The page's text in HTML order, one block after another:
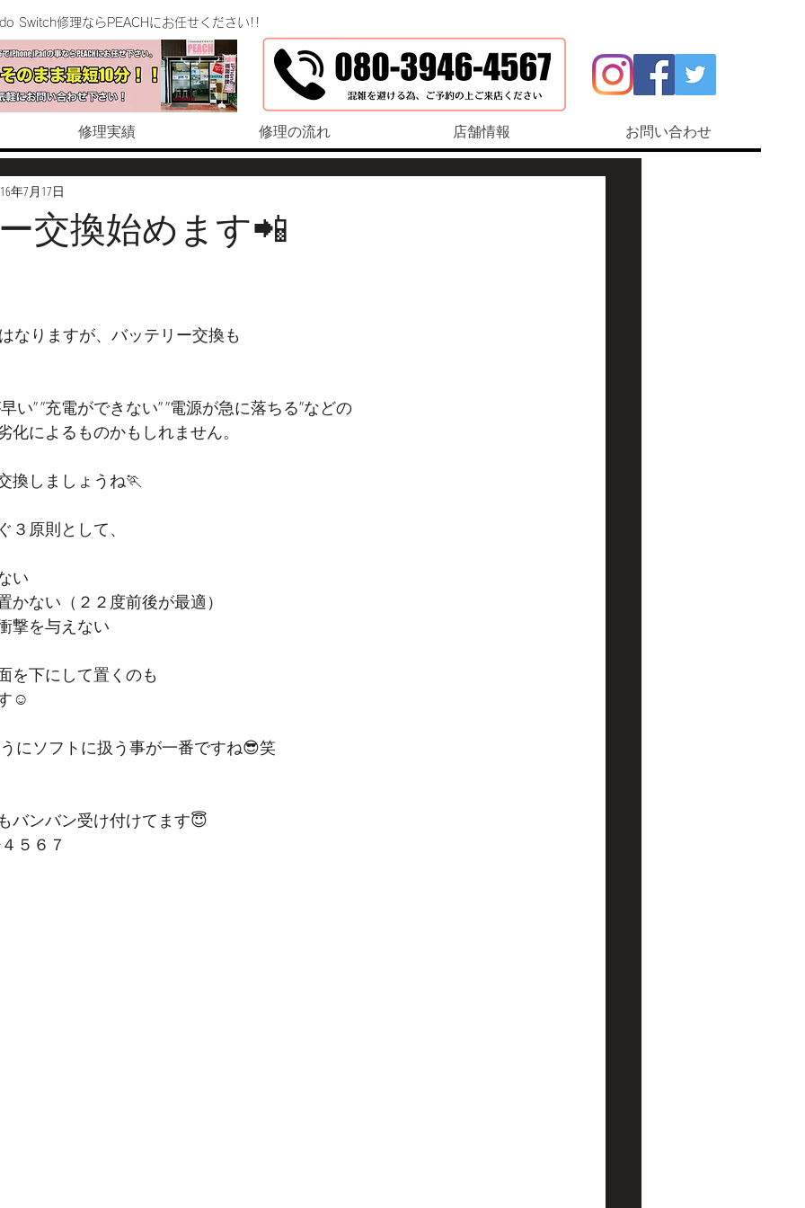
Switch修理ならPEACHにお任せください!!
修理実績 修理の流れ 店舗情報 お問い合わせ
交換始めます📲
年7月17日
はなりますが、バッテリー交換も
い” ”充電ができない” ”電源が急に落ちる”などの
化によるものかもしれません。
換しましょうね🏃
３原則として、
い
かない（２２度前後が最適）
撃を与えない
を下にして置くのも
☺️
うにソフトに扱う事が一番ですね😎笑
バンバン受け付けてます😇
５６７